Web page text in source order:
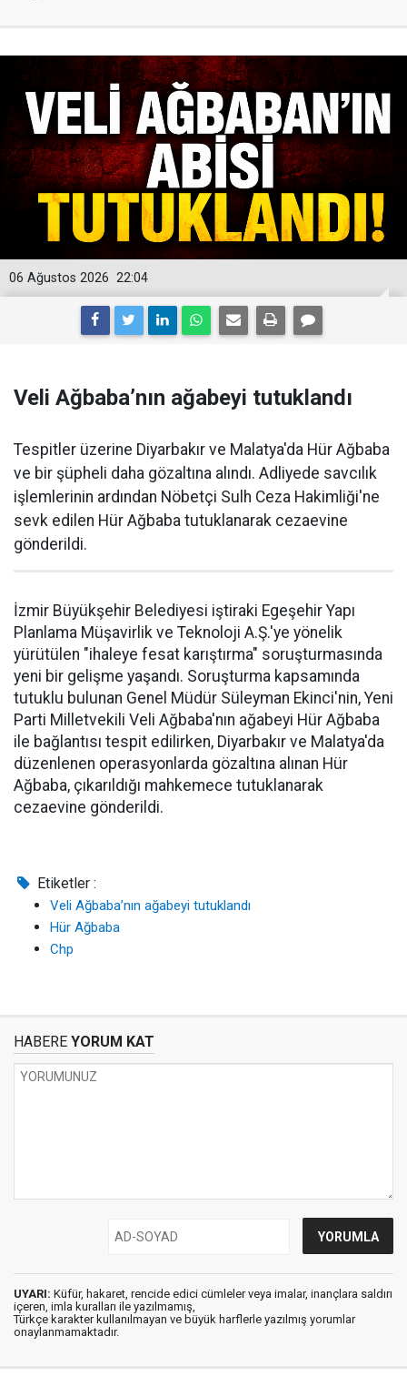
22:04
06 Ağustos 2026
Veli Ağbaba’nın ağabeyi tutuklandı
Tespitler üzerine Diyarbakır ve Malatya'da Hür Ağbaba
ve bir şüpheli daha gözaltına alındı. Adliyede savcılık
işlemlerinin ardından Nöbetçi Sulh Ceza Hakimliği'ne
sevk edilen Hür Ağbaba tutuklanarak cezaevine
gönderildi.
İzmir Büyükşehir Belediyesi iştiraki Egeşehir Yapı
Planlama Müşavirlik ve Teknoloji A.Ş.'ye yönelik
yürütülen "ihaleye fesat karıştırma" soruşturmasında
yeni bir gelişme yaşandı. Soruşturma kapsamında
tutuklu bulunan Genel Müdür Süleyman Ekinci'nin, Yeni
Parti Milletvekili Veli Ağbaba'nın ağabeyi Hür Ağbaba
ile bağlantısı tespit edilirken, Diyarbakır ve Malatya'da
düzenlenen operasyonlarda gözaltına alınan Hür
Ağbaba, çıkarıldığı mahkemece tutuklanarak
cezaevine gönderildi.
Etiketler :
Veli Ağbaba’nın ağabeyi tutuklandı
Hür Ağbaba
Chp
HABERE YORUM KAT
UYARI: Küfür, hakaret, rencide edici cümleler veya imalar, inançlara saldırı
içeren, imla kuralları ile yazılmamış,
Türkçe karakter kullanılmayan ve büyük harflerle yazılmış yorumlar
onaylanmamaktadır.